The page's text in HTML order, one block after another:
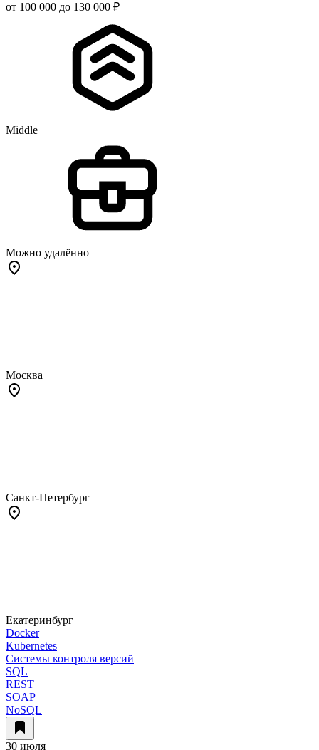
от 100 000 до 130 000 ₽
Middle
Можно удалённо
Москва
Санкт-Петербург
Екатеринбург
Docker
Kubernetes
Системы контроля версий
SQL
REST
SOAP
NoSQL
30 июля